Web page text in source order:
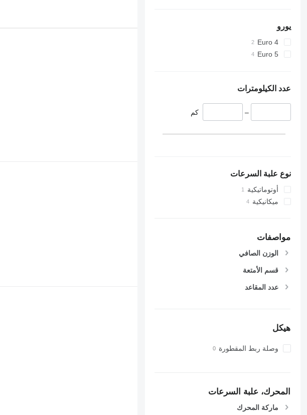
يورو
Euro 4
Euro 5
عدد الكيلومترات
– كم
نوع علبة السرعات
أوتوماتيكية
ميكانيكية
مواصفات
الوزن الصافي
قسم الأمتعة
عدد المقاعد
هيكل
وصلة ربط المقطورة
المحرك، علبة السرعات
ماركة المحرك